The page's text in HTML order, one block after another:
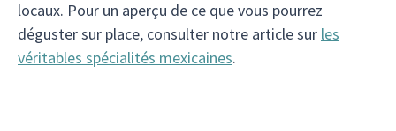
locaux. Pour un aperçu de ce que vous pourrez
déguster sur place, consulter notre article sur les
véritables spécialités mexicaines.